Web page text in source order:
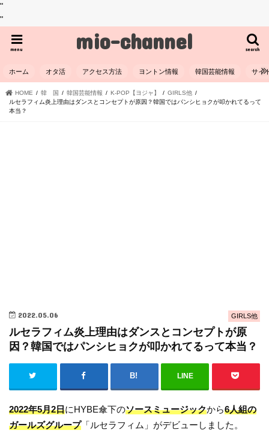
"
"
mio-channel search
menu
ホーム オタ活 アクセス方法 ヨントン情報 韓国芸能情報 サイ
HOME 韓 国 韓国芸能情報 K-POP【ヨジャ】
GIRLS他
ルセラフィム炎上理由はダンスとコンセプトが原因？韓国ではパンシヒョクが叩かれてるって
本当？
GIRLS他
2022.05.06
ルセラフィム炎上理由はダンスとコンセプトが原
因？韓国ではパンシヒョクが叩かれてるって本当？
LINE
2022年5月2日にHYBE傘下のソースミュージックから6人組の
ガールズグループ「ルセラフィム」がデビューしました。